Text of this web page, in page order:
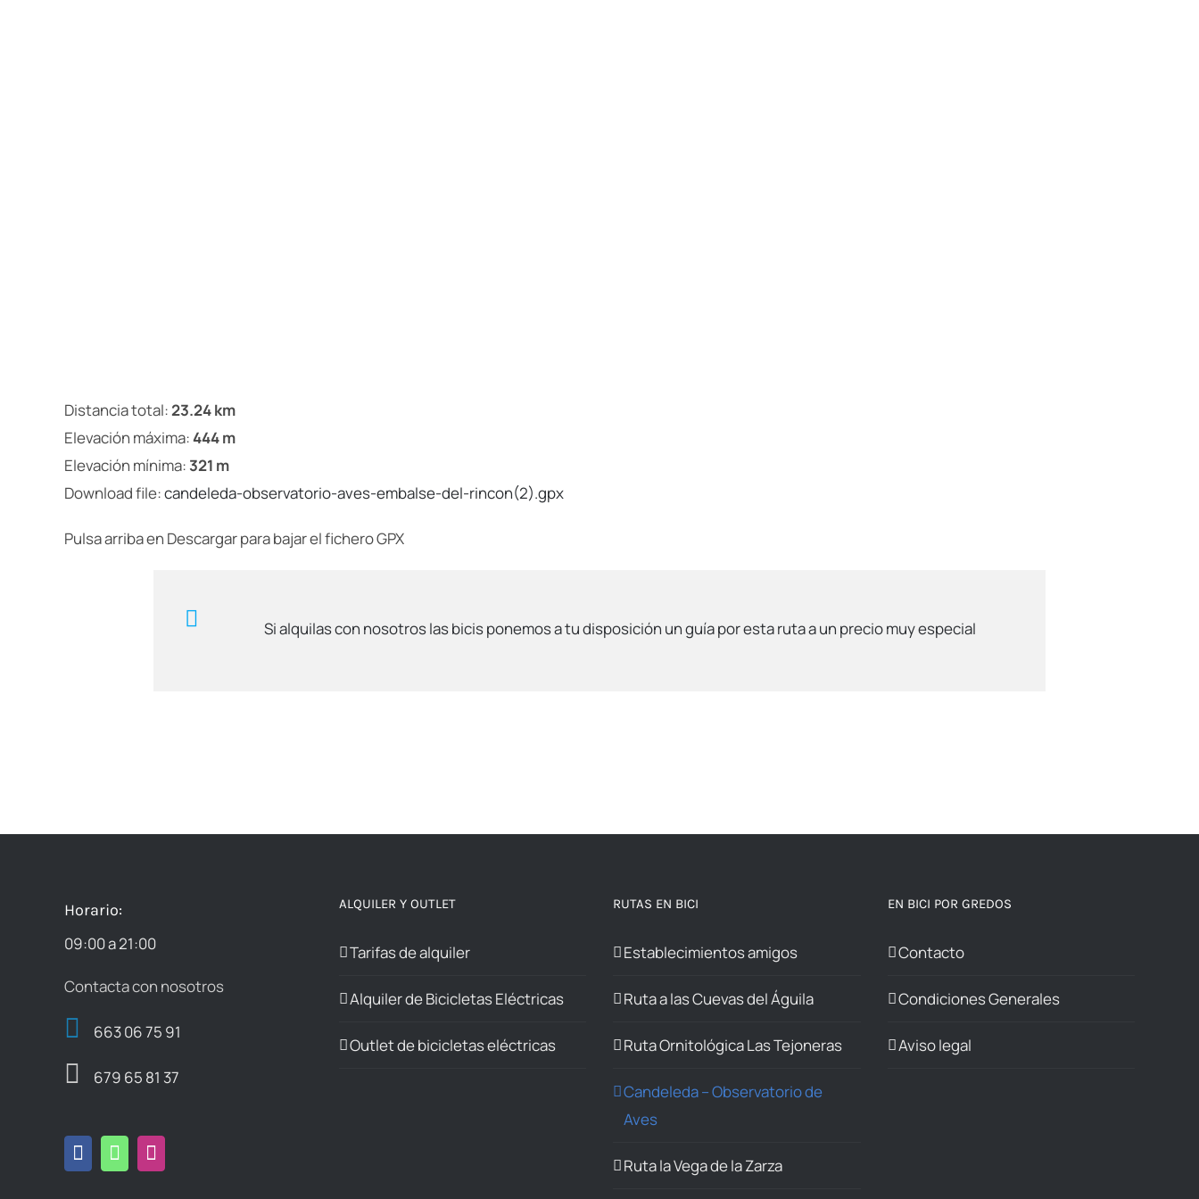
Distancia total:23.24 km
Elevación máxima:444 m
Elevación mínima:321 m
Download file:candeleda-observatorio-aves-embalse-del-rincon(2).gpx
Pulsa arriba en Descargar para bajar el fichero GPX
Si alquilas con nosotros las bicis ponemos a tu disposición un guía por esta ruta a un precio muy especial
Horario:
09:00 a 21:00
Contacta con nosotros
663 06 75 91
679 65 81 37
ALQUILER Y OUTLET
Tarifas de alquiler
Alquiler de Bicicletas Eléctricas
Outlet de bicicletas eléctricas
RUTAS EN BICI
Establecimientos amigos
Ruta a las Cuevas del Águila
Ruta Ornitológica Las Tejoneras
Candeleda – Observatorio de
Aves
Ruta la Vega de la Zarza
EN BICI POR GREDOS
Contacto
Condiciones Generales
Aviso legal